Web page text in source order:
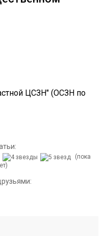
(пока